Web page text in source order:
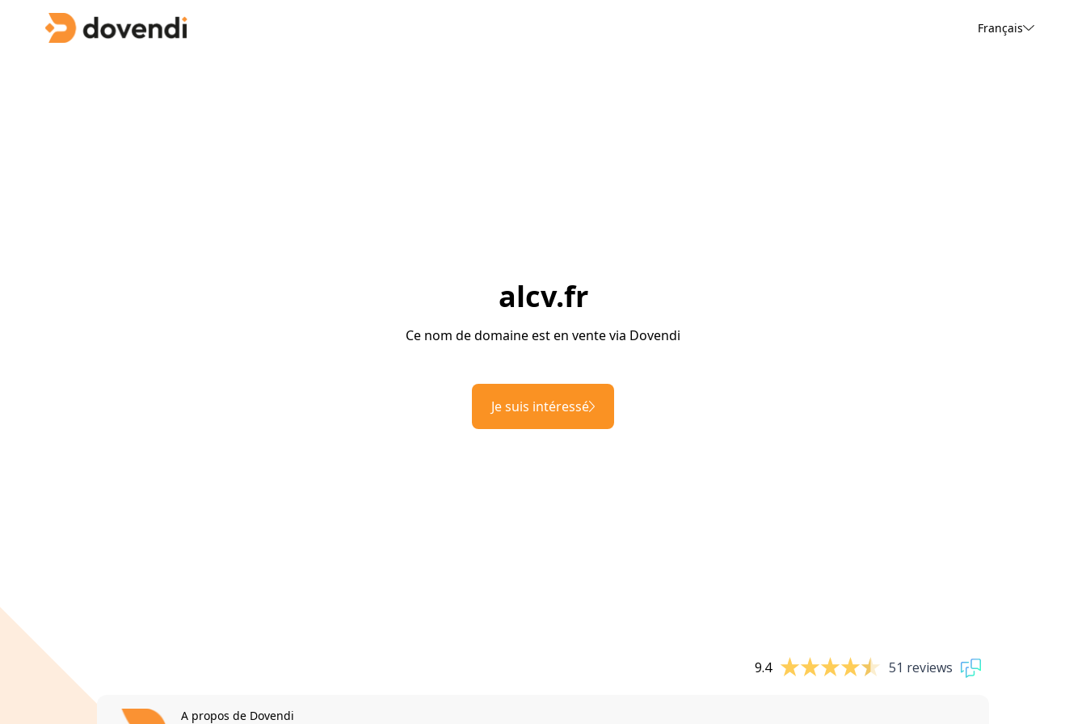
Français
alcv.fr
Ce nom de domaine est en vente via Dovendi
Je suis intéressé
9.4 51 reviews
A propos de Dovendi